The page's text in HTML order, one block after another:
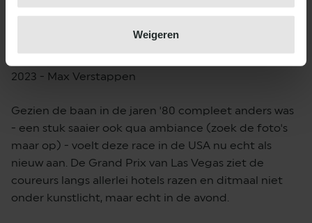
Weigeren
won onze landgenoot Max Verstappen.
2023 - Max Verstappen
Gezien de baan in de jaren '80 compleet anders was
- een stuk saaier ook qua ambiance (zoek de foto's
maar op) - voelt deze race in de USA nu echt als
nieuw aan. De Grand Prix van Las Vegas ziet de
coureurs langs allerlei hotels razen en ditmaal niet
onder kunstlicht, maar echt in de avond.